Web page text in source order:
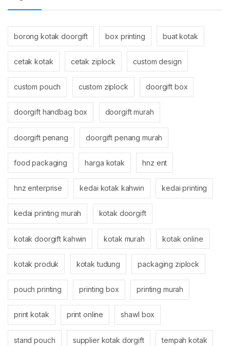
borong kotak doorgift box printing buat kotak
cetak kotak cetak ziplock custom design
custom pouch custom ziplock doorgift box
doorgift handbag box doorgift murah
doorgift penang doorgift penang murah
food packaging harga kotak hnz ent
hnz enterprise kedai kotak kahwin kedai printing
kedai printing murah kotak doorgift
kotak doorgift kahwin kotak murah kotak online
kotak produk kotak tudung packaging ziplock
pouch printing printing box printing murah
print kotak print online shawl box
stand pouch supplier kotak dorgift tempah kotak